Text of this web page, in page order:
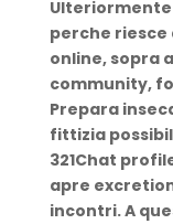
perche riesce
online, sopra
community,
Prepara
fittizia
321Chat
apre
incontri. A